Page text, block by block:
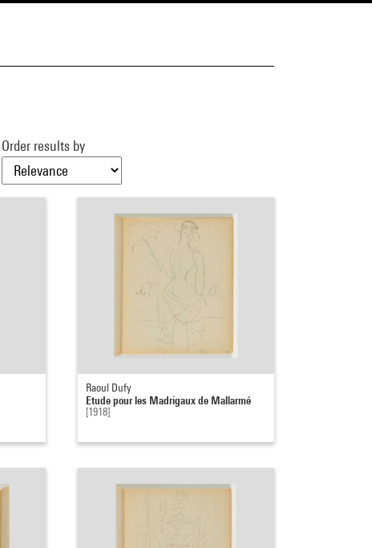
Order results by
Raoul Dufy
Etude pour les Madrigaux de Mallarmé
[1918]